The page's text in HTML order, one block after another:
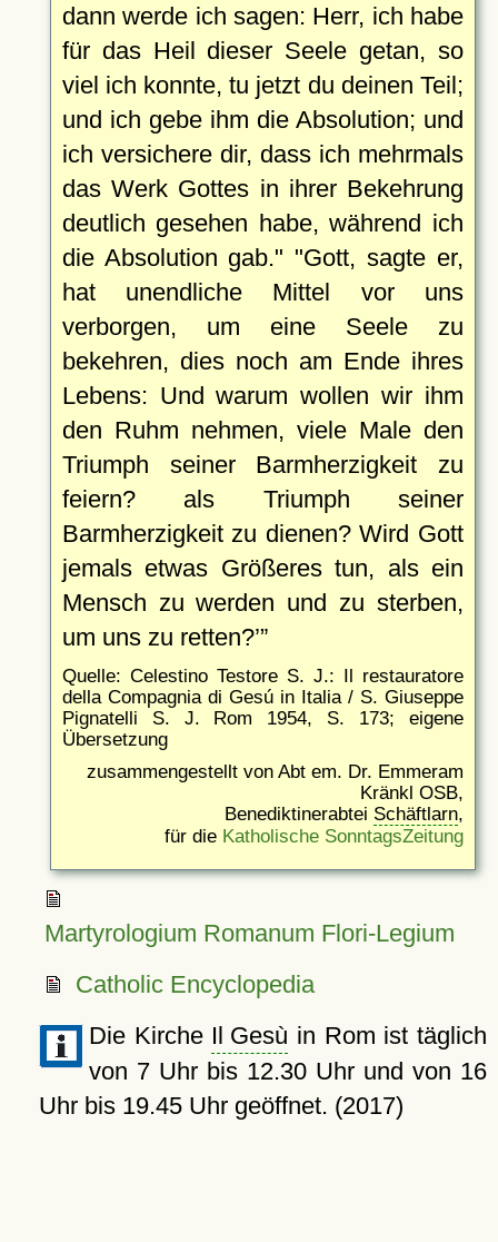
dann werde ich sagen: Herr, ich habe
für das Heil dieser Seele getan, so
viel ich konnte, tu jetzt du deinen Teil;
und ich gebe ihm die Absolution; und
ich versichere dir, dass ich mehrmals
das Werk Gottes in ihrer Bekehrung
deutlich gesehen habe, während ich
die Absolution gab." "Gott, sagte er,
hat unendliche Mittel vor uns
verborgen, um eine Seele zu
bekehren, dies noch am Ende ihres
Lebens: Und warum wollen wir ihm
den Ruhm nehmen, viele Male den
Triumph seiner Barmherzigkeit zu
feiern? als Triumph seiner
Barmherzigkeit zu dienen? Wird Gott
jemals etwas Größeres tun, als ein
Mensch zu werden und zu sterben,
um uns zu retten?
Quelle: Celestino Testore S. J.: Il restauratore
della Compagnia di Gesú in Italia / S. Giuseppe
Pignatelli S. J. Rom 1954, S. 173; eigene
Übersetzung
zusammengestellt von Abt em. Dr. Emmeram
Kränkl OSB,
Benediktinerabtei Schäftlarn,
für die Katholische SonntagsZeitung
Martyrologium Romanum Flori-Legium
Catholic Encyclopedia
Die Kirche Il Gesù in Rom ist täglich
von 7 Uhr bis 12.30 Uhr und von 16
Uhr bis 19.45 Uhr geöffnet. (2017)